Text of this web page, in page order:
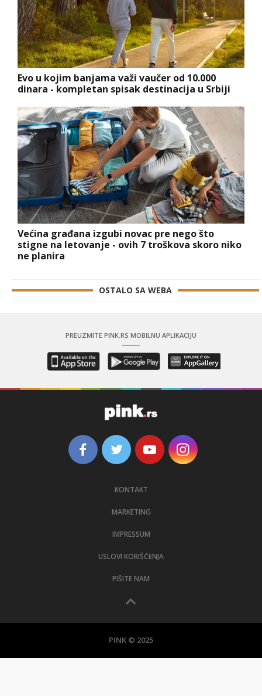
Evo u kojim banjama važi vaučer od 10.000
dinara - kompletan spisak destinacija u Srbiji
Većina građana izgubi novac pre nego što
stigne na letovanje - ovih 7 troškova skoro niko
ne planira
OSTALO SA WEBA
PREUZMITE PINK.RS MOBILNU APLIKACIJU
KONTAKT
MARKETING
IMPRESSUM
USLOVI KORIŠĆENJA
PIŠITE NAM
PINK © 2025